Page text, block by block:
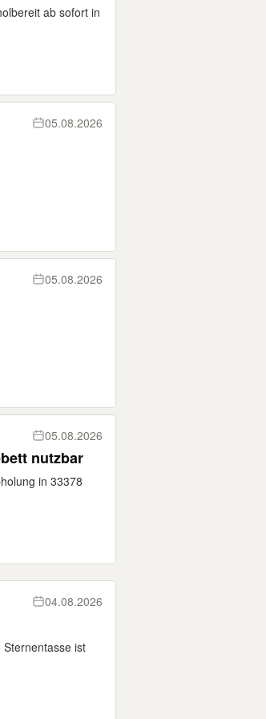
ab sofort in
05.08.2026
05.08.2026
05.08.2026
nutzbar
in 33378
04.08.2026
ist